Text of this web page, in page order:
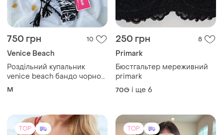
750 грн 10
Venice Beach
Роздільний купальник
venice beach бандо чорно
M
250 грн 8
Primark
Бюстгальтер мереживний
primark
70G і ще 6
TOP TOP